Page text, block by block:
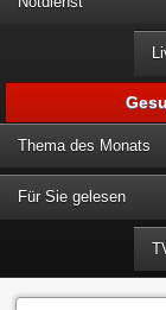
Thema des Monats
Für Sie gelesen